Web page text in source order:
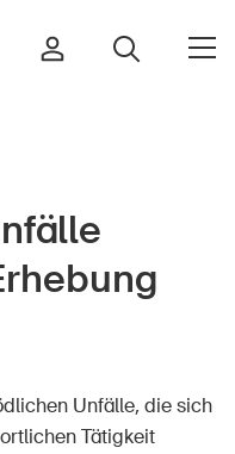
Unfälle, die sich
Tätigkeit